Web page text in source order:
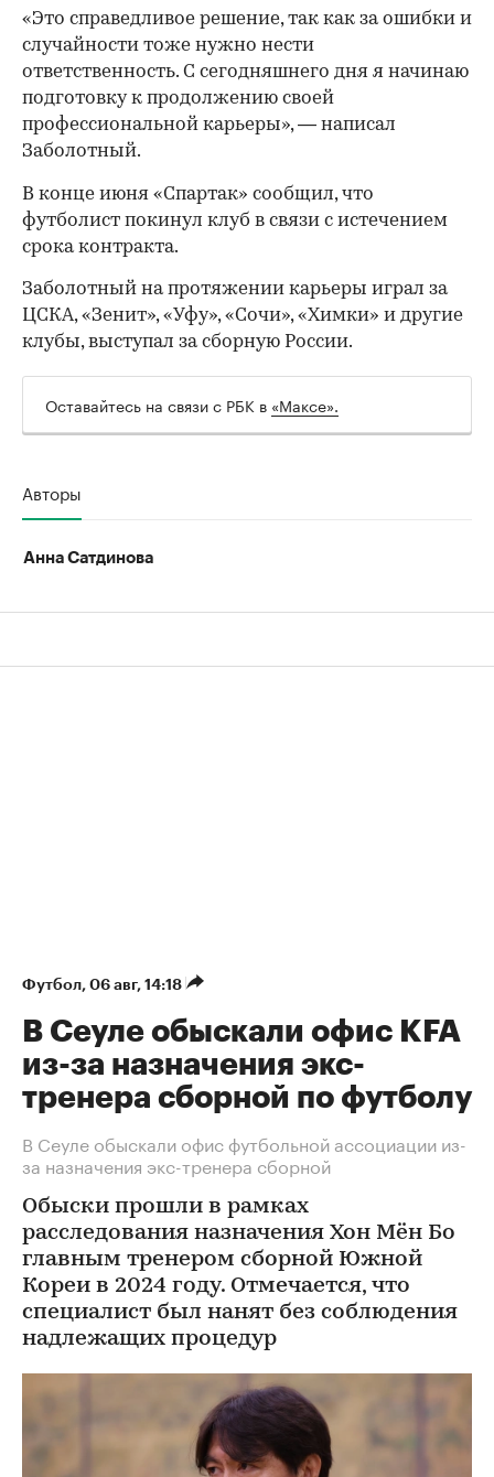
«Это справедливое решение, так как за ошибки и
случайности тоже нужно нести
ответственность. С сегодняшнего дня я начинаю
подготовку к продолжению своей
профессиональной карьеры», — написал
Заболотный.
00:00 / 00:00
В конце июня «Спартак» сообщил, что
футболист покинул клуб в связи с истечением
срока контракта.
Заболотный на протяжении карьеры играл за
ЦСКА, «Зенит», «Уфу», «Сочи», «Химки» и другие
клубы, выступал за сборную России.
Оставайтесь на связи с РБК в «Максе».
Авторы
Анна Сатдинова
Футбол⁠, 06 авг, 14:18
В Сеуле обыскали офис KFA
из-за назначения экс-
тренера сборной по футболу
В Сеуле обыскали офис футбольной ассоциации из-
за назначения экс-тренера сборной
Обыски прошли в рамках
расследования назначения Хон Мён Бо
главным тренером сборной Южной
Кореи в 2024 году. Отмечается, что
специалист был нанят без соблюдения
надлежащих процедур